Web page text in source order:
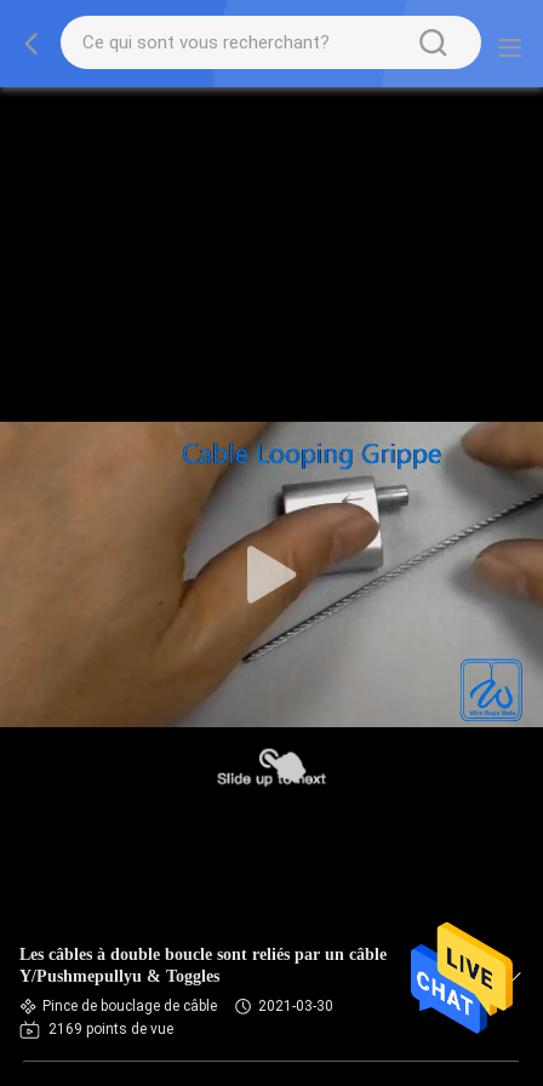
Les câbles à double boucle sont reliés par un câble
Y/Pushmepullyu & Toggles
Pince de bouclage de câble
2021-03-30
2169 points de vue